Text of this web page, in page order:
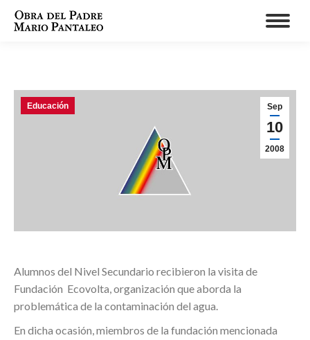
Sep
10
2008
Educación
Alumnos del Nivel Secundario recibieron la visita de
Fundación Ecovolta, organización que aborda la
problemática de la contaminación del agua.
En dicha ocasión, miembros de la fundación mencionada